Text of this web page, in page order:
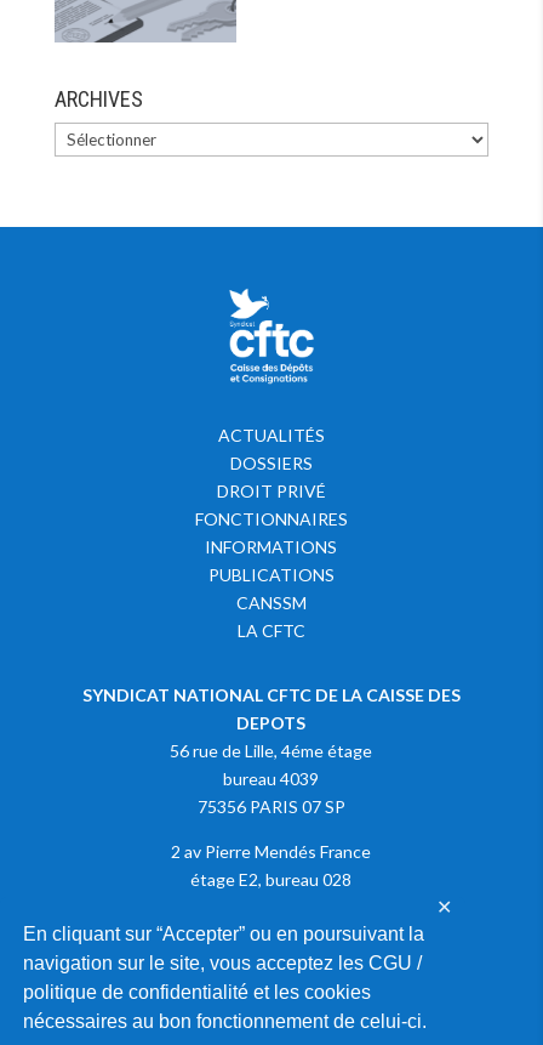
En cliquant sur “Accepter” ou en poursuivant la
navigation sur le site, vous acceptez les CGU /
politique de confidentialité et les cookies
nécessaires au bon fonctionnement de celui-ci.
✕
ARCHIVES
ACTUALITÉS
DOSSIERS
DROIT PRIVÉ
FONCTIONNAIRES
INFORMATIONS
PUBLICATIONS
CANSSM
LA CFTC
SYNDICAT NATIONAL CFTC DE LA CAISSE DES
DEPOTS
56 rue de Lille, 4éme étage
bureau 4039
75356 PARIS 07 SP
2 av Pierre Mendés France
étage E2, bureau 028
Adhérer à la CFTC